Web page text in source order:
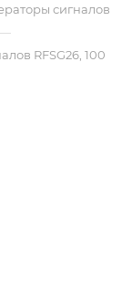
сигналов
RFSG26, 100